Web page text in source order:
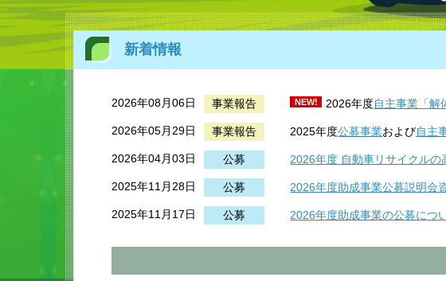
新着情報
2026年08月06日 事業報告 NEW! 2026年度自主事業「解
2026年05月29日 事業報告 2025年度公募事業および自主
2026年04月03日 公募 2026年度 自動車リサイクル
2025年11月28日 公募 2026年度助成事業公募説明会
2025年11月17日 公募 2026年度助成事業の公募につ